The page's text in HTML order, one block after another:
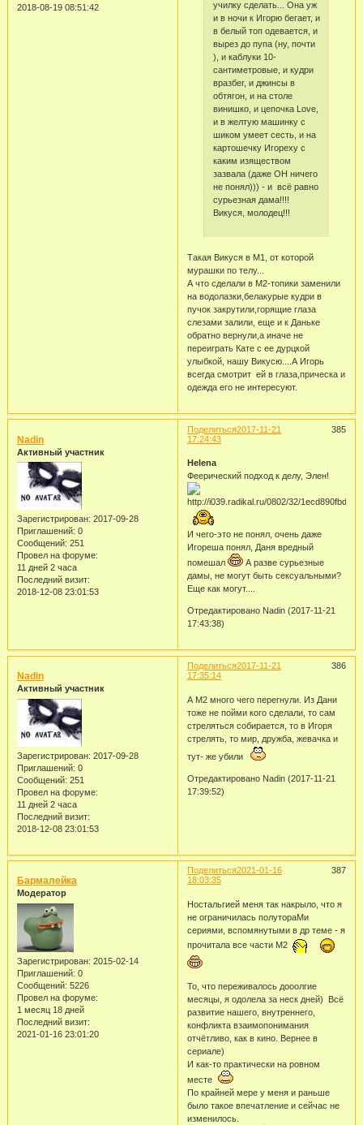
2018-08-19 08:51:42
училку сделать... Она уж
и в ночи к Игорю бегает, и
в белый топ одевается, и
вырез до пупа (ну, почти
), и каблуки 10-
сантиметровые, и кудри
вразбег, и джинсы в
обтягон, и на столе
винишко, и цепочка Love,
и в желтую машинку с
шиком умеет сесть, и на
картошечку Игореху с
каким изяществом
зазвала (даже ОН ничего
не понял))) - и всё равно
сурьезная дама!!!!
Викуся, молодец!!!
Такая Викуся в М1, от которой
мурашки по телу...
А что сделали в М2-топики заменили
на водолазки,белакурые кудри в
пучок закрутили,горящие глаза
слезами залили, еще и к Даньке
обратно вернули,а иначе не
переиграть Кате с ее дурцкой
улыбкой, нашу Викусю....А Игорь
всегда смотрит ей в глаза,прическа и
одежда его не интересуют.
Поделиться 385
2017-11-21
17:24:43
Nadin
Активный участник
Зарегистрирован: 2017-09-28
Приглашений: 0
Сообщений: 251
Провел на форуме:
11 дней 2 часа
Последний визит:
2018-12-08 23:01:53
Helena
Феерический подход к делу, Элен!
И чего-это не понял, очень даже
Игореша понял, Даня вредный
помешал
А разве сурьезные
дамы, не могут быть сексуальными?
Еще как могут....
Отредактировано Nadin (2017-11-21
17:43:38)
Поделиться 386
2017-11-21
17:35:14
Nadin
Активный участник
Зарегистрирован: 2017-09-28
Приглашений: 0
Сообщений: 251
Провел на форуме:
11 дней 2 часа
Последний визит:
2018-12-08 23:01:53
А М2 много чего перегнули. Из Дани
тоже не пойми кого сделали, то сам
стреляться собирается, то в Игоря
стрелять, то мир, дружба, жевачка и
тут- же убили
Отредактировано Nadin (2017-11-21
17:39:52)
Поделиться 387
2021-01-16
18:03:35
Бармалейка
Модератор
Зарегистрирован: 2015-02-14
Приглашений: 0
Сообщений: 5226
Провел на форуме:
1 месяц 18 дней
Последний визит:
2021-01-16 23:01:20
Ностальгией меня так накрыло, что я
не ограничилась полутораМи
сериями, вспомянутыми в др теме - я
прочитала все части М2
То, что переживалось дооолгие
месяцы, я одолела за неск дней) Всё
развитие нашего, внутреннего,
конфликта взаимопонимания
отчётливо, как в кино. Вернее в
сериале)
И как-то практически на ровном
месте
По крайней мере у меня и раньше
было такое впечатление и сейчас не
изменилось.